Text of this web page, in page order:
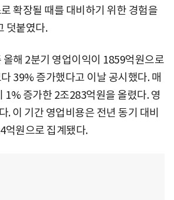
확장될 때를 대비하기 위한 경험을
덧붙였다.
올해 2분기 영업이익이 1859억원으로
39% 증가했다고 이날 공시했다. 매
1% 증가한 2조283억원을 올렸다. 영
. 이 기간 영업비용은 전년 동기 대비
억원으로 집계됐다.